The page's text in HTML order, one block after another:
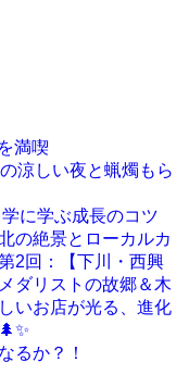
満喫
涼しい夜と蝋燭もら
に学ぶ成長のコツ
の絶景とローカルカ
2回：【下川・西興
ダリストの故郷＆木
いお店が光る、進化
るか？！